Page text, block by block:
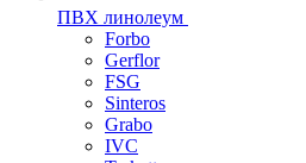
ПВХ линолеум
Forbo
Gerflor
FSG
Sinteros
Grabo
IVC